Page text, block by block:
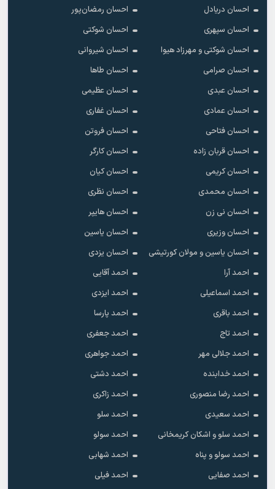
احسان دریادل
احسان رمضان‌پور
احسان سپهری
احسان شوکتی
احسان شوکتی و مهرزاد هیوا
احسان شیروانی
احسان صرامی
احسان طاها
احسان عبدی
احسان عظیمی
احسان عمادی
احسان غفاری
احسان فتاحی
احسان فروتن
احسان قربان زاده
احسان کارگر
احسان کریمی
احسان کیان
احسان محمدی
احسان نظری
احسان نی زن
احسان هایپر
احسان وزیری
احسان یاسین
احسان یاسین و مولان کورتیشی
احسان یزدی
احمد آرا
احمد آقایی
احمد اسماعیلی
احمد ایزدی
احمد باقری
احمد پارسا
احمد تاج
احمد جعفری
احمد جلالی مهر
احمد جواهری
احمد خدابنده
احمد دشتی
احمد رضا منصوری
احمد زاکری
احمد سعیدی
احمد سلو
احمد سلو و اشکان کریمخانی
احمد سولو
احمد سولو و پناه
احمد شهابی
احمد صفایی
احمد فیلی